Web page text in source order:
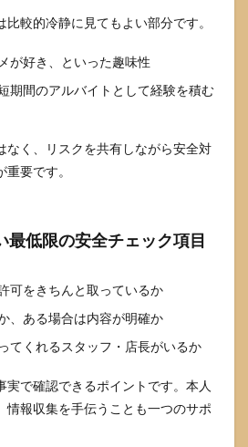
較的冷静に見てもよい部分です。
が好き、といった趣味性
期間のアルバイトとして経験を積む
なく、リスクを共有しながら安全対
要です。
最低限の安全チェック項目
可をきちんと取っているか
、ある場合は内容が明確か
てくれるスタッフ・店長がいるか
実で確認できるポイントです。本人
情報収集を手伝うことも一つのサポ